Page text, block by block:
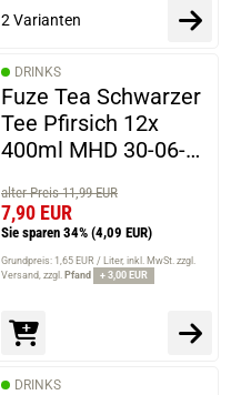
2 Varianten
DRINKS
Fuze Tea Schwarzer
Tee Pfirsich 12x
400ml MHD 30-06-
alter Preis 11,99 EUR
7,90 EUR
Sie sparen 34% (4,09 EUR)
Grundpreis: 1,65 EUR / Liter inkl. MwSt. zzgl.
Versand zzgl. Pfand + 3,00 EUR
DRINKS